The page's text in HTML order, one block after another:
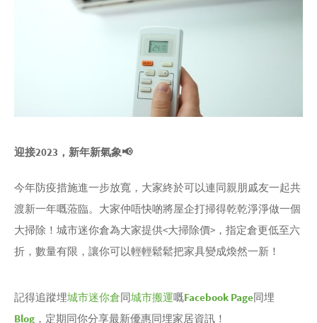
迎接2023，新年新氣象📢
今年防疫措施進一步放寬，大家終於可以連同親朋戚友一起共
渡新一年嘅蒞臨。大家仲唔快啲將屋企打掃得乾乾淨淨做一個
大掃除！城市迷你倉為大家提供<大掃除價>，指定倉更低至六
折，數量有限，讓你可以輕輕鬆鬆把家具變成煥然一新！
記得追蹤埋城市迷你倉同城市搬運嘅Facebook Page同埋
Blog ，定期同你分享最新優惠同埋家居資訊！